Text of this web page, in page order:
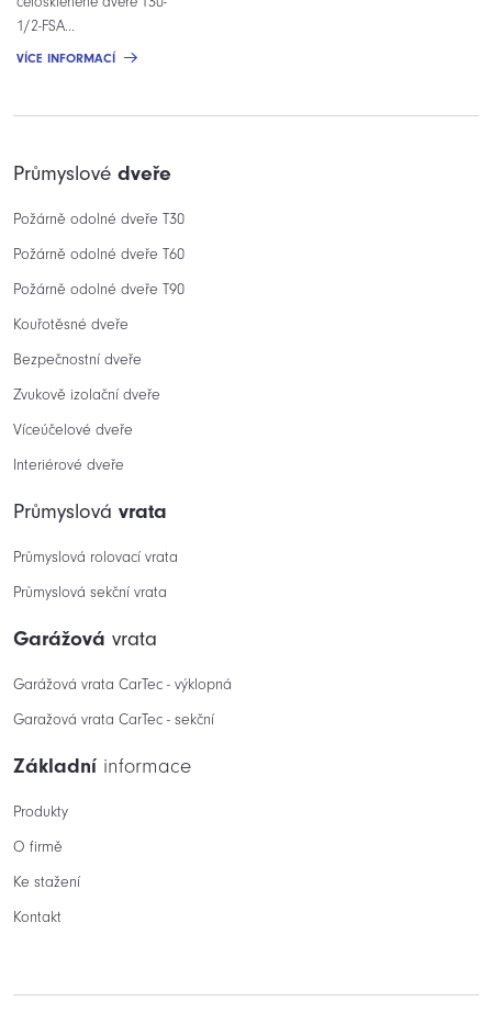
1/2-FSA...
VÍCE INFORMACÍ
Průmyslové dveře
Požárně odolné dveře T30
Požárně odolné dveře T60
Požárně odolné dveře T90
Kouřotěsné dveře
Bezpečnostní dveře
Zvukově izolační dveře
Víceúčelové dveře
Interiérové dveře
Průmyslová vrata
Průmyslová rolovací vrata
Průmyslová sekční vrata
Garážová vrata
Garážová vrata CarTec - výklopná
Garažová vrata CarTec - sekční
Základní informace
Produkty
O firmě
Ke stažení
Kontakt